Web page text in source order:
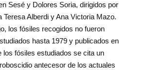
Sesé y Dolores Soria, dirigidos por
Teresa Alberdi y Ana Victoria Mazo.
los fósiles recogidos no fueron
hasta 1979 y publicados en
los fósiles estudiados se cita un
antecesor de los actuales